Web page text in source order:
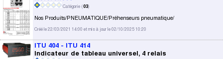
Catégorie (03)
Nos Produits/PNEUMATIQUE/Préhenseurs pneumatique/
Créé le 22/03/2021 14:00 et mis à jour le 02/10/2025 10:20
ITU 404 - ITU 414
Indicateur de tableau universel, 4 relais